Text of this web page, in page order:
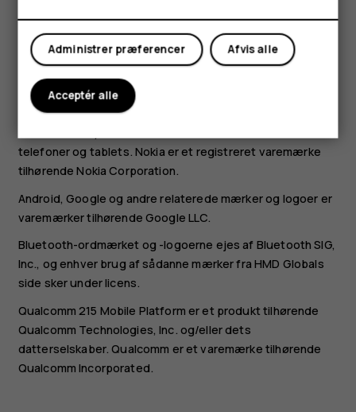
Min konto
oplysninger, som er tilgængelig på
http://www.hmd.com/privacy]
http://www.hmd.com/privacy
enheden.
telefoner og tablets. Nokia er et registreret varemærke
tilhørende Nokia Corporation.
Android, Google og andre relaterede mærker og logoer er
varemærker tilhørende Google LLC.
Bluetooth-ordmærket og -logoerne ejes af Bluetooth SIG,
Inc., og enhver brug af sådanne mærker fra HMD Globals
side sker under licens.
Qualcomm 215 Mobile Platform er et produkt tilhørende
Qualcomm Technologies, Inc. og/eller dets
datterselskaber. Qualcomm er et varemærke tilhørende
Qualcomm Incorporated.
Afvis alle
Administrer præferencer
Acceptér alle